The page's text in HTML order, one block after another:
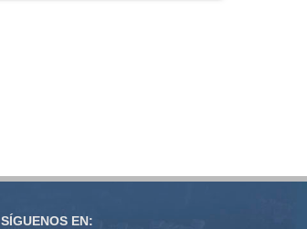
SÍGUENOS EN: